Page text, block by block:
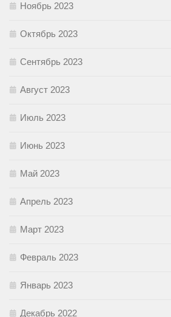
Ноябрь 2023
Октябрь 2023
Сентябрь 2023
Август 2023
Июль 2023
Июнь 2023
Май 2023
Апрель 2023
Март 2023
Февраль 2023
Январь 2023
Декабрь 2022